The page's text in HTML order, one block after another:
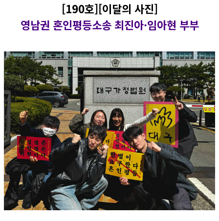
[190호][이달의 사진]
영남권 혼인평등소송 최진아·임아현 부부